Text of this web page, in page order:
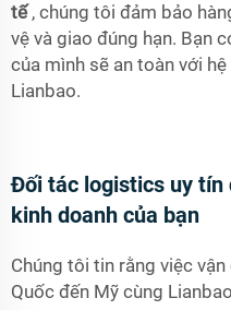
tế , chúng tôi đảm bảo
vệ và giao đúng hạn. Bạn
của mình sẽ an toàn với
Lianbao.
Đối tác logistics uy tín
kinh doanh của bạn
Chúng tôi tin rằng việc
Quốc đến Mỹ cùng